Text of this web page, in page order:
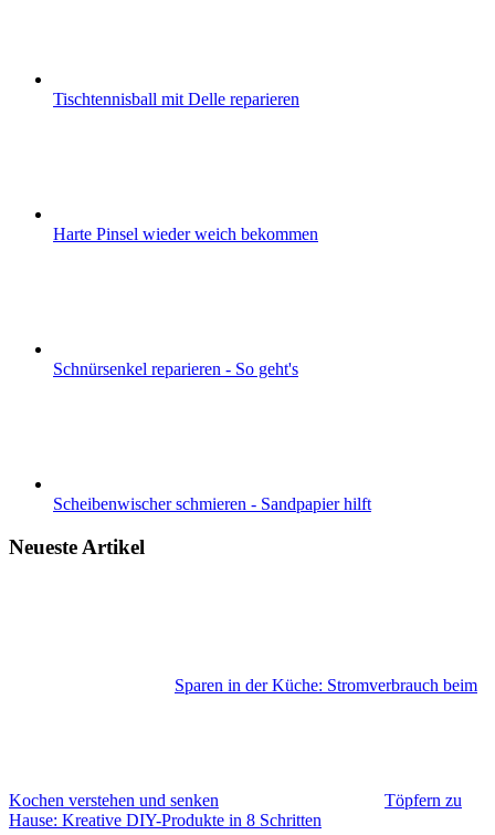
Tischtennisball mit Delle reparieren
Harte Pinsel wieder weich bekommen
Schnürsenkel reparieren - So geht's
Scheibenwischer schmieren - Sandpapier hilft
Neueste Artikel
Sparen in der Küche: Stromverbrauch beim
Kochen verstehen und senken
Töpfern zu
Hause: Kreative DIY-Produkte in 8 Schritten